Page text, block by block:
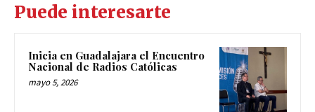
Puede interesarte
Inicia en Guadalajara el Encuentro
Nacional de Radios Católicas
mayo 5, 2026